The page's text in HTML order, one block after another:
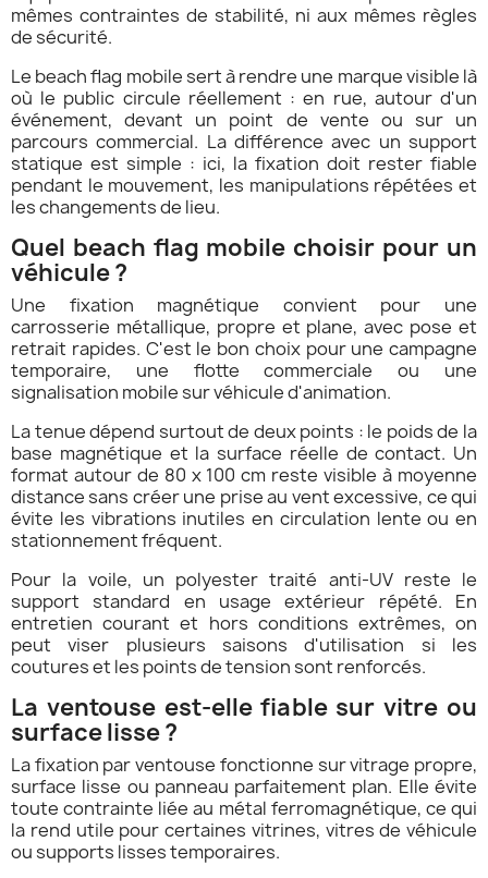
mêmes contraintes de stabilité, ni aux mêmes règles
de sécurité.
Le beach flag mobile sert à rendre une marque visible là
où le public circule réellement : en rue, autour d'un
événement, devant un point de vente ou sur un
parcours commercial. La différence avec un support
statique est simple : ici, la fixation doit rester fiable
pendant le mouvement, les manipulations répétées et
les changements de lieu.
Quel beach flag mobile choisir pour un
véhicule ?
Une fixation magnétique convient pour une
carrosserie métallique, propre et plane, avec pose et
retrait rapides. C'est le bon choix pour une campagne
temporaire, une flotte commerciale ou une
signalisation mobile sur véhicule d'animation.
La tenue dépend surtout de deux points : le poids de la
base magnétique et la surface réelle de contact. Un
format autour de 80 x 100 cm reste visible à moyenne
distance sans créer une prise au vent excessive, ce qui
évite les vibrations inutiles en circulation lente ou en
stationnement fréquent.
Pour la voile, un polyester traité anti-UV reste le
support standard en usage extérieur répété. En
entretien courant et hors conditions extrêmes, on
peut viser plusieurs saisons d'utilisation si les
coutures et les points de tension sont renforcés.
La ventouse est-elle fiable sur vitre ou
surface lisse ?
La fixation par ventouse fonctionne sur vitrage propre,
surface lisse ou panneau parfaitement plan. Elle évite
toute contrainte liée au métal ferromagnétique, ce qui
la rend utile pour certaines vitrines, vitres de véhicule
ou supports lisses temporaires.